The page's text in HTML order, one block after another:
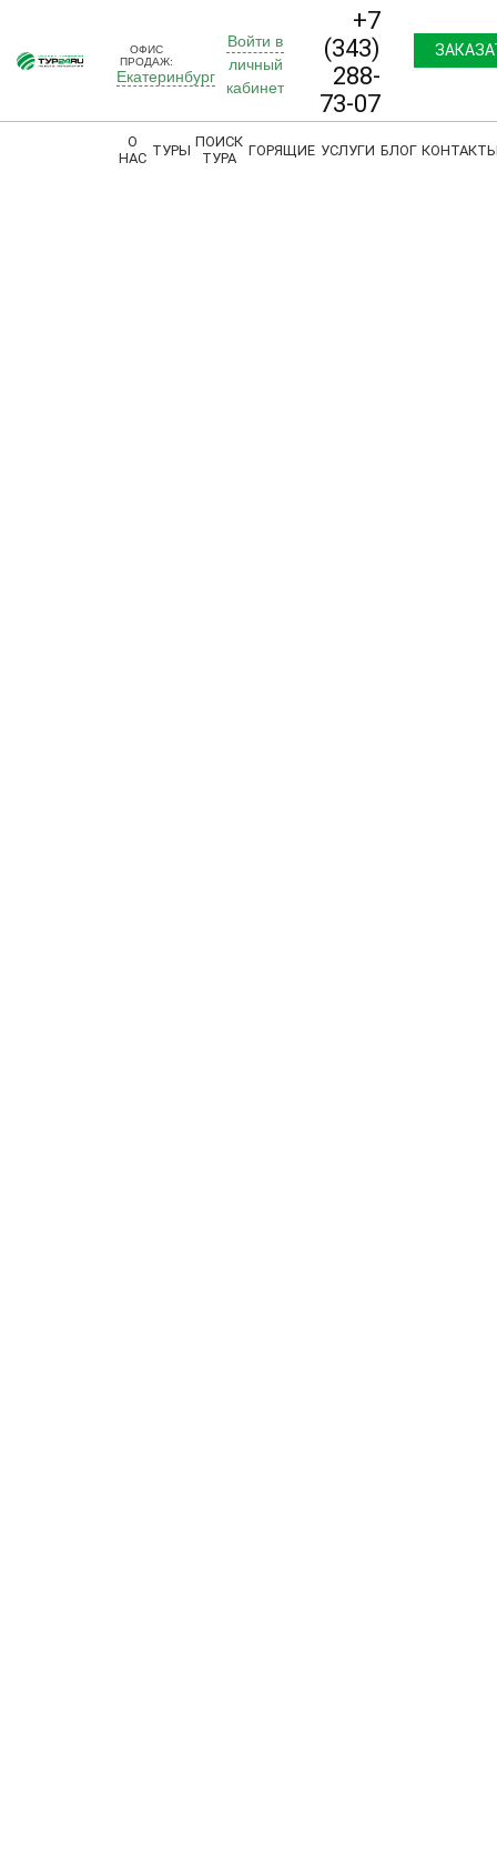
ОФИС
ПРОДАЖ:
Екатеринбург
Войти в
личный
кабинет
+7
(343)
288-
73-07
О
НАС ТУРЫ ПОИСК
ТУРА
ГОРЯЩИЕ УСЛУГИ БЛОГ